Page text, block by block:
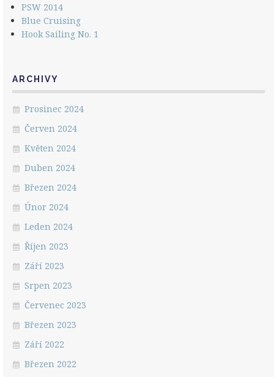
PSW 2014
Blue Cruising
Hook Sailing No. 1
ARCHIVY
Prosinec 2024
Červen 2024
Květen 2024
Duben 2024
Březen 2024
Únor 2024
Leden 2024
Říjen 2023
Září 2023
Srpen 2023
Červenec 2023
Březen 2023
Září 2022
Březen 2022